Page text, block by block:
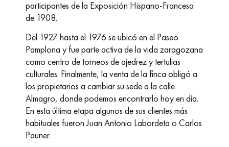
participantes de la Exposición Hispano-Francesa
de 1908.
Del 1927 hasta el 1976 se ubicó en el Paseo
Pamplona y fue parte activa de la vida zaragozana
como centro de torneos de ajedrez y tertulias
culturales. Finalmente, la venta de la finca obligó a
los propietarios a cambiar su sede a la calle
Almagro, donde podemos encontrarlo hoy en día.
En esta última etapa algunos de sus clientes más
habituales fueron Juan Antonio Labordeta o Carlos
Pauner.